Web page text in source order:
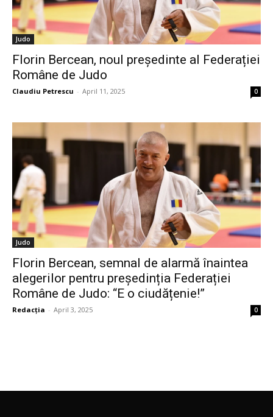
Judo
Florin Bercean, noul președinte al Federației
Române de Judo
Claudiu Petrescu - April 11, 2025 0
Judo
Florin Bercean, semnal de alarmă înaintea
alegerilor pentru președinția Federației
Române de Judo: “E o ciudățenie!”
Redacția - April 3, 2025 0